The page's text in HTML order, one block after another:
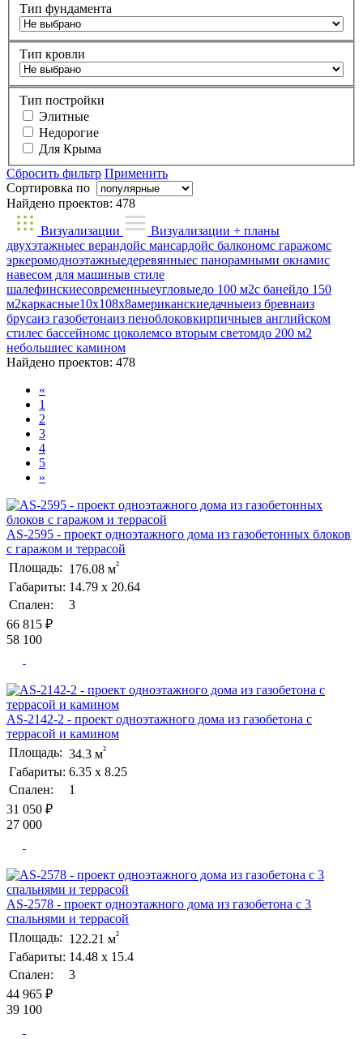
Тип фундамента
Тип кровли
Тип постройки
Элитные
Недорогие
Для Крыма
Сбросить фильтр Применить
Сортировка по
Найдено проектов: 478
Визуализации
Визуализации + планы
двухэтажныес верандойс мансардойс балкономс гаражомс
эркеромодноэтажныедеревянныес панорамными окнамис
навесом для машиныв стиле
шалефинскиесовременныеугловыедо 100 м2с банейдо 150
м2каркасные10х108х8американскиедачныеиз бревнаиз
брусаиз газобетонаиз пеноблоковкирпичныев английском
стилес бассейномс цоколемсо вторым светомдо 200 м2
небольшиес камином
Найдено проектов: 478
«
1
2
3
4
5
»
AS-2595 - проект одноэтажного дома из газобетонных блоков
с гаражом и террасой
Площадь: 176.08 м²
Габариты: 14.79 х 20.64
Спален:
3
66 815 ₽
58 100
AS-2142-2 - проект одноэтажного дома из газобетона с
террасой и камином
Площадь: 34.3 м²
Габариты: 6.35 х 8.25
Спален:
1
31 050 ₽
27 000
AS-2578 - проект одноэтажного дома из газобетона с 3
спальнями и террасой
Площадь: 122.21 м²
Габариты: 14.48 х 15.4
Спален:
3
44 965 ₽
39 100